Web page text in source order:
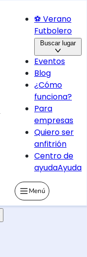
⚽ Verano
Futbolero
Buscar lugar
Eventos
Blog
¿Cómo
funciona?
Para
empresas
Quiero ser
anfitrión
Centro de
ayudaAyuda
Menú